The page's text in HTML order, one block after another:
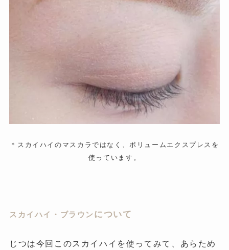
＊スカイハイのマスカラではなく、ボリュームエクスプレスを
使っています。
スカイハイ・ブラウンについて
じつは今回このスカイハイを使ってみて、あらため